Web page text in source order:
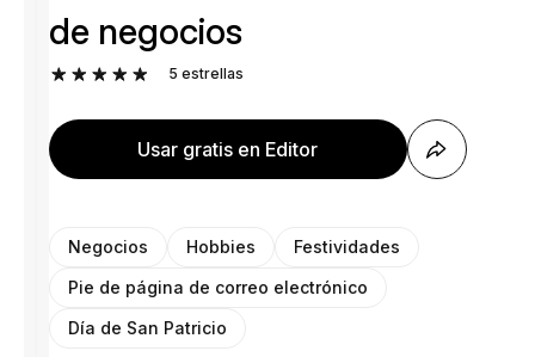
de negocios
5 estrellas
Usar gratis en Editor
Negocios Hobbies
Festividades
Pie de página de correo electrónico
Día de San Patricio